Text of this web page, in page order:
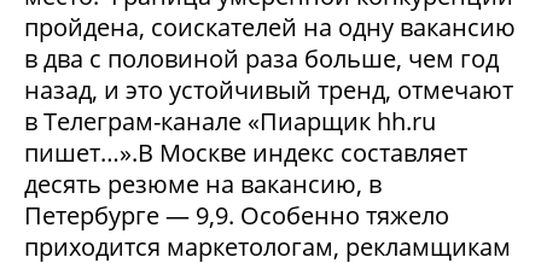
пройдена, соискателей на одну вакансию
в два с половиной раза больше, чем год
назад, и это устойчивый тренд, отмечают
в Телеграм-канале «Пиарщик hh.ru
пишет…».В Москве индекс составляет
десять резюме на вакансию, в
Петербурге — 9,9. Особенно тяжело
приходится маркетологам, рекламщикам